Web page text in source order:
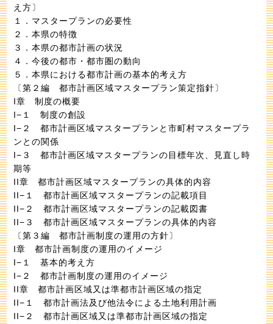
え方〕
１．マスタープランの必要性
２．本県の特徴
３．本県の都市計画の状況
４．今後の都市・都市圏の動向
５．本県における都市計画の基本的考え方
〔第２編 都市計画区域マスタープラン策定指針〕
I章 制度の概要
I−１ 制度の創設
I−２ 都市計画区域マスタープランと市町村マスタープラ
ンとの関係
I−３ 都市計画区域マスタープランの目標年次、見直し時
期等
II章 都市計画区域マスタープランの具体的内容
II−１ 都市計画区域マスタープランの記載項目
II−２ 都市計画区域マスタープランの記載図書
II−３ 都市計画区域マスタープランの具体的内容
〔第３編 都市計画制度の運用の方針〕
I章 都市計画制度の運用のイメージ
I−１ 基本的考え方
I−２ 都市計画制度の運用のイメージ
II章 都市計画区域又は準都市計画区域の指定
II−１ 都市計画法及び他法令による土地利用計画
II−２ 都市計画区域又は準都市計画区域の指定